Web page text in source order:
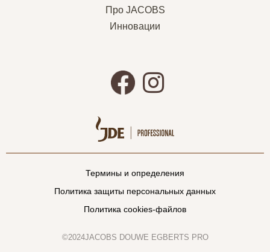
Про JACOBS
Инновации
Термины и определения
Политика защиты персональных данных
Политика cookies-файлов
©2024JACOBS DOUWE EGBERTS PRO